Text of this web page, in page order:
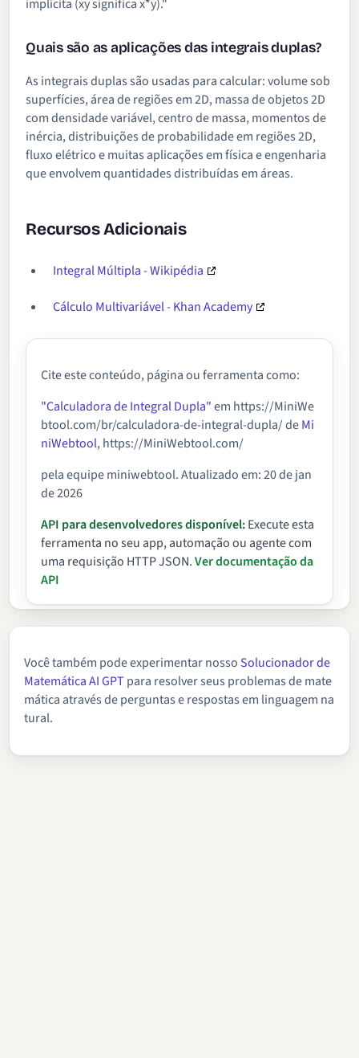
implícita (xy significa x*y)."
Quais são as aplicações das integrais duplas?
As integrais duplas são usadas para calcular: volume sob
superfícies, área de regiões em 2D, massa de objetos 2D
com densidade variável, centro de massa, momentos de
inércia, distribuições de probabilidade em regiões 2D,
fluxo elétrico e muitas aplicações em física e engenharia
que envolvem quantidades distribuídas em áreas.
Recursos Adicionais
Integral Múltipla - Wikipédia
Cálculo Multivariável - Khan Academy
Cite este conteúdo, página ou ferramenta como:
"Calculadora de Integral Dupla"em https://MiniWe
btool.com/br/calculadora-de-integral-dupla/ deMi
niWebtool, https://MiniWebtool.com/
pela equipe miniwebtool. Atualizado em: 20 de jan
de 2026
API para desenvolvedores disponível:Execute esta
ferramenta no seu app, automação ou agente com
uma requisição HTTP JSON.Ver documentação da
API
Você também pode experimentar nosso Solucionador de
Matemática AI GPT para resolver seus problemas de mate
mática através de perguntas e respostas em linguagem na
tural.